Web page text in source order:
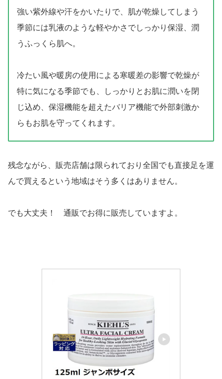
強い紫外線や汗をかいたりで、肌が乾燥してしまう
季節には乳液のような軽やかさでしっかり保湿、潤
うふっくら肌へ。
冷たい風や暖房の使用による寒暖差の影響で乾燥が
特に気になる季節でも、しっかりとお肌に潤いを閉
じ込め、保湿機能を超えたバリア機能で外部刺激か
らもお肌を守ってくれます。
残念ながら、販売店舗は限られており全国でも直接足を運
んで買えるという地域はそう多くはありません。
でも大丈夫！ 通販でお得に販売していますよ。